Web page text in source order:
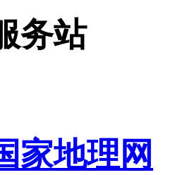
务站
家地理网